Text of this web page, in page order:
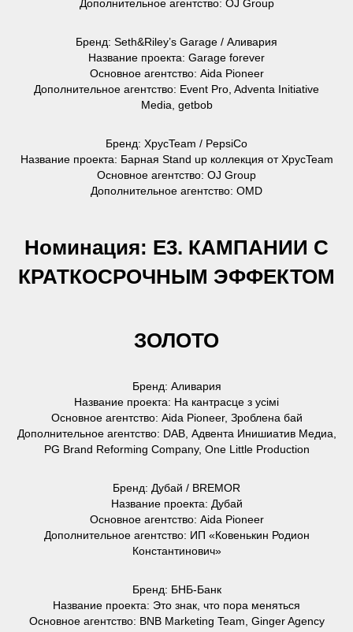
Дополнительное агентство: OJ Group
Бренд: Seth&Riley’s Garage / Аливария
Название проекта: Garage forever
Основное агентство: Aida Pioneer
Дополнительное агентство: Event Pro, Adventa Initiative
Media, getbob
Бренд: ХрусTeam / PepsiCo
Название проекта: Барная Stand up коллекция от ХрусTeam
Основное агентство: OJ Group
Дополнительное агентство: OMD
Номинация: Е3. КАМПАНИИ С
КРАТКОСРОЧНЫМ ЭФФЕКТОМ
ЗОЛОТО
Бренд: Аливария
Название проекта: На кантрасце з усімі
Основное агентство: Aida Pioneer, Зроблена бай
Дополнительное агентство: DAB, Адвента Инишиатив Медиа,
PG Brand Reforming Company, One Little Production
Бренд: Дубай / BREMOR
Название проекта: Дубай
Основное агентство: Aida Pioneer
Дополнительное агентство: ИП «Ковенькин Родион
Константинович»
Бренд: БНБ-Банк
Название проекта: Это знак, что пора меняться
Основное агентство: BNB Marketing Team, Ginger Agency